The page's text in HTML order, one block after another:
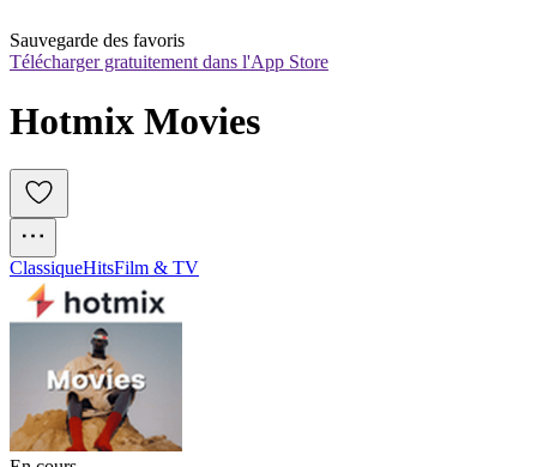
Sauvegarde des favoris
Télécharger gratuitement dans l'App Store
Hotmix Movies
ClassiqueHitsFilm & TV